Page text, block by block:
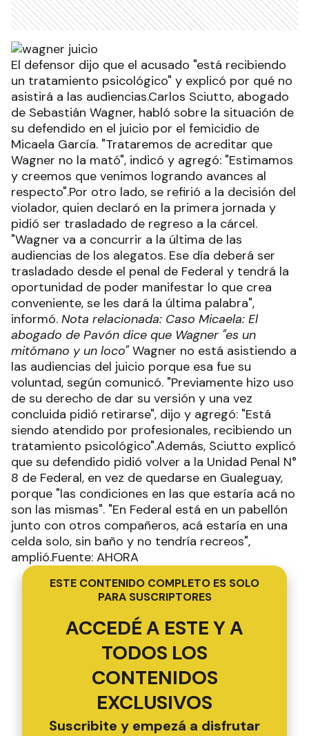
El defensor dijo que el acusado "está recibiendo
un tratamiento psicológico" y explicó por qué no
asistirá a las audiencias.Carlos Sciutto, abogado
de Sebastián Wagner, habló sobre la situación de
su defendido en el juicio por el femicidio de
Micaela García. "Trataremos de acreditar que
Wagner no la mató", indicó y agregó: "Estimamos
y creemos que venimos logrando avances al
respecto".Por otro lado, se refirió a la decisión del
violador, quien declaró en la primera jornada y
pidió ser trasladado de regreso a la cárcel.
"Wagner va a concurrir a la última de las
audiencias de los alegatos. Ese día deberá ser
trasladado desde el penal de Federal y tendrá la
oportunidad de poder manifestar lo que crea
conveniente, se les dará la última palabra",
informó. Nota relacionada: Caso Micaela: El
abogado de Pavón dice que Wagner "es un
mitómano y un loco"Wagner no está asistiendo a
las audiencias del juicio porque esa fue su
voluntad, según comunicó. "Previamente hizo uso
de su derecho de dar su versión y una vez
concluida pidió retirarse", dijo y agregó: "Está
siendo atendido por profesionales, recibiendo un
tratamiento psicológico".Además, Sciutto explicó
que su defendido pidió volver a la Unidad Penal N°
8 de Federal, en vez de quedarse en Gualeguay,
porque "las condiciones en las que estaría acá no
son las mismas". "En Federal está en un pabellón
junto con otros compañeros, acá estaría en una
celda solo, sin baño y no tendría recreos",
amplió.Fuente: AHORA
ESTE CONTENIDO COMPLETO ES SOLO
PARA SUSCRIPTORES
ACCEDÉ A ESTE Y A
TODOS LOS
CONTENIDOS
EXCLUSIVOS
Suscribite y empezá a disfrutar